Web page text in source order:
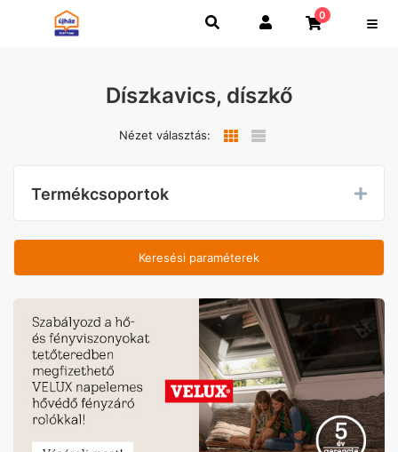
0
Díszkavics, díszkő
Nézet választás:
Termékcsoportok
Keresési paraméterek